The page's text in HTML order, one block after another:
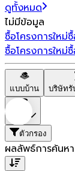
ดูทั้งหมด
ไม่มีข้อมูล
ซื้อโครงการใหม่
ซื้อโครงการใหม่
แบบบ้าน บริษัทรั
ตัวกรอง
ผลลัพธ์การค้นหา